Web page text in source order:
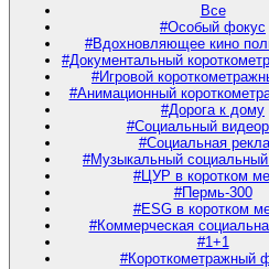
Все
#Особый фокус
#Вдохновляющее кино
#Документальный
#Игровой
#Анимационный
#Дорога к дому
#Социальный
#Социальная
#Музыкальный
#ЦУР в коротком
#Пермь-300
#ESG в коротком
#Коммерческая
#1+1
#Короткометражный